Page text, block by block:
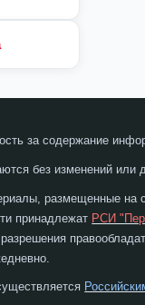
за содержание
без изменений или
размещенные на
принадлежат РСИ